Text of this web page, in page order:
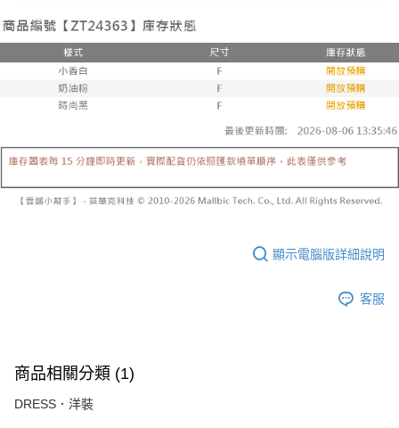
顯示電腦版詳細說明
客服
商品相關分類 (1)
DRESS．洋裝